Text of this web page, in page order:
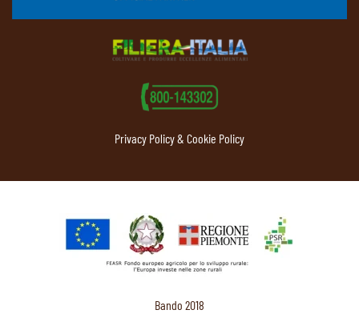
Privacy Policy & Cookie Policy
Bando 2018